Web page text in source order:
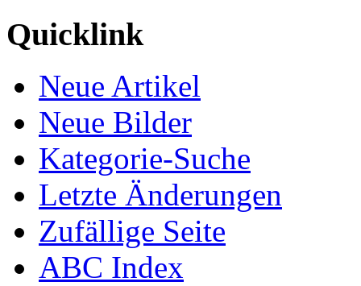
Quicklink
Neue Artikel
Neue Bilder
Kategorie-Suche
Letzte Änderungen
Zufällige Seite
ABC Index